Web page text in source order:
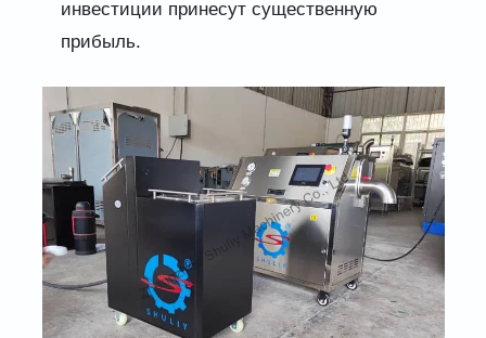
инвестиции принесут существенную
прибыль.